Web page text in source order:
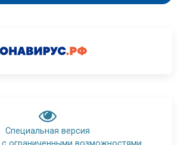
Специальная версия